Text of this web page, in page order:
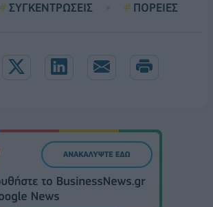
ΣΥΓΚΕΝΤΡΩΣΕΙΣ ΠΟΡΕΙΕΣ